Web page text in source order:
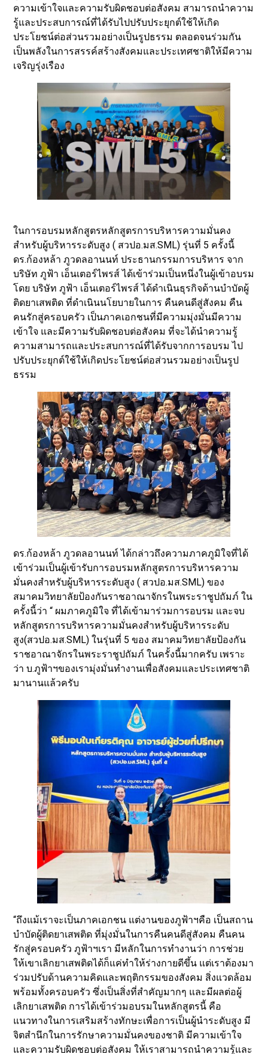
ความเข้าใจและความรับผิดชอบต่อสังคม สามารถนำความ
รู้และประสบการณ์ที่ได้รับไปปรับประยุกต์ใช้ให้เกิด
ประโยชน์ต่อส่วนรวมอย่างเป็นรูปธรรม ตลอดจนร่วมกัน
เป็นพลังในการสรรค์สร้างสังคมและประเทศชาติให้มีความ
เจริญรุ่งเรือง
ในการอบรมหลักสูตรหลักสูตรการบริหารความมั่นคง
สำหรับผู้บริหารระดับสูง ( สวปอ.มส.SML) รุ่นที่ 5 ครั้งนี้
ดร.ก้องหล้า ภูวดลอานนท์ ประธานกรรมการบริหาร จาก
บริษัท ภูฟ้า เอ็นเตอร์ไพรส์ ได้เข้าร่วมเป็นหนึ่งในผู้เข้าอบรม
โดย บริษัท ภูฟ้า เอ็นเตอร์ไพรส์ ได้ดำเนินธุรกิจด้านบำบัดผู้
ติดยาเสพติด ที่ดำเนินนโยบายในการ คืนคนดีสู่สังคม คืน
คนรักสู่ครอบครัว เป็นภาคเอกชนที่มีความมุ่งมั่นมีความ
เข้าใจ และมีความรับผิดชอบต่อสังคม ที่จะได้นำความรู้
ความสามารถและประสบการณ์ที่ได้รับจากการอบรม ไป
ปรับประยุกต์ใช้ให้เกิดประโยชน์ต่อส่วนรวมอย่างเป็นรูป
ธรรม
​ดร.ก้องหล้า ภูวดลอานนท์ ได้กล่าวถึงความภาคภูมิใจที่ได้
เข้าร่วมเป็นผู้เข้ารับการอบรมหลักสูตรการบริหารความ
มั่นคงสำหรับผู้บริหารระดับสูง ( สวปอ.มส.SML) ของ
สมาคมวิทยาลัยป้องกันราชอาณาจักรในพระราชูปถัมภ์ ใน
ครั้งนี้ว่า “ ผมภาคภูมิใจ ที่ได้เข้ามาร่วมการอบรม และจบ
หลักสูตรการบริหารความมั่นคงสำหรับผู้บริหารระดับ
สูง(สวปอ.มส.SML) ในรุ่นที่ 5 ของ สมาคมวิทยาลัยป้องกัน
ราชอาณาจักรในพระราชูปถัมภ์ ในครั้งนี้มากครับ เพราะ
ว่า บ.ภูฟ้าฯของเรามุ่งมั่นทำงานเพื่อสังคมและประเทศชาติ
มานานแล้วครับ
“ถึงแม้เราจะเป็นภาคเอกชน แต่งานของภูฟ้าฯคือ เป็นสถาน
บำบัดผู้ติดยาเสพติด ที่มุ่งมั่นในการคืนคนดีสู่สังคม คืนคน
รักสู่ครอบครัว ภูฟ้าฯเรา มีหลักในการทำงานว่า การช่วย
ให้เขาเลิกยาเสพติดได้ก็แค่ทำให้ร่างกายดีขึ้น แต่เราต้องมา
ร่วมปรับด้านความคิดและพฤติกรรมของสังคม สิ่งแวดล้อม
พร้อมทั้งครอบครัว ซึ่งเป็นสิ่งที่สำคัญมากๆ และมีผลต่อผู้
เลิกยาเสพติด การได้เข้าร่วมอบรมในหลักสูตรนี้ คือ
แนวทางในการเสริมสร้างทักษะเพื่อการเป็นผู้นำระดับสูง มี
จิตสำนึกในการรักษาความมั่นคงของชาติ มีความเข้าใจ
และความรับผิดชอบต่อสังคม ให้เราสามารถนำความรู้และ